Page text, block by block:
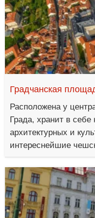
Градчанская
Расположена у
Града, хранит в
архитектурных и
интереснейшие